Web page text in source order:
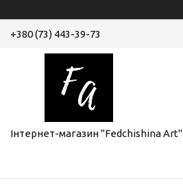
+380 (73) 443-39-73
Інтернет-магазин "Fedchishina Art"